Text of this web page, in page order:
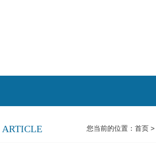
ARTICLE 您当前的位置： 首页 >